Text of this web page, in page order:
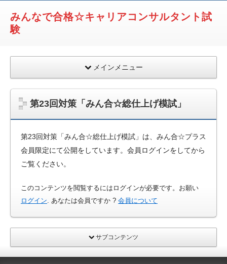
みんなで合格☆キャリアコンサルタント試
験
メインメニュー
第23回対策「みん合☆総仕上げ模試」
第23回対策「みん合☆総仕上げ模試」は、みん合☆プラス
会員限定にて公開をしています。会員ログインをしてから
ご覧ください。
このコンテンツを閲覧するにはログインが必要です。お願い
ログイン. あなたは会員ですか ? 会員について
サブコンテンツ